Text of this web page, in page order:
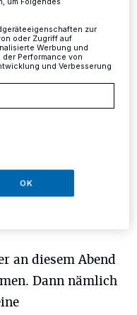
Neanderthal
um 18 Uhr seine
pünktlich die
an diesem Abend
Dann nämlich
zur
oder Zugriff auf
Werbung und
Performance von
und Verbesserung
OK